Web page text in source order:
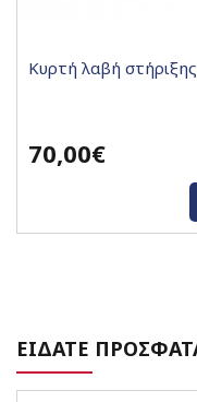
Κυρτή λαβή
70,00€
ΕΙΔΑΤΕ